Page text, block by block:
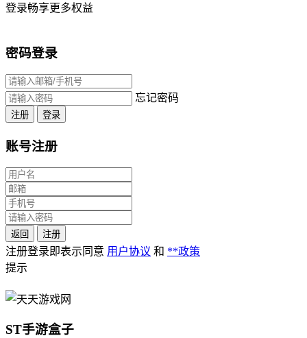
登录畅享更多权益
密码登录
忘记密码
注册 登录
账号注册
返回 注册
注册登录即表示同意 用户协议 和 **政策
提示
ST手游盒子